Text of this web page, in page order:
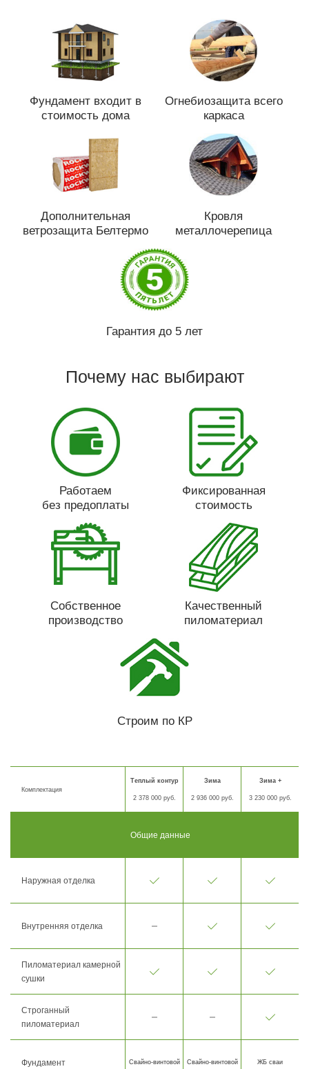
Фундамент входит в
стоимость дома
Огнебиозащита всего
каркаса
Дополнительная
ветрозащита Белтермо
Кровля
металлочерепица
Гарантия до 5 лет
Почему нас выбирают
Работаем
без предоплаты
Фиксированная
стоимость
Собственное
производство
Качественный
пиломатериал
Строим по КР
Комплектация
Теплый контур
2 378 000 руб.
Зима
2 936 000 руб.
Зима +
3 230 000 руб.
Общие данные
Наружная отделка
Внутренняя отделка
Пиломатериал камерной
сушки
Строганный
пиломатериал
Фундамент Свайно-винтовой Свайно-винтовой ЖБ сваи